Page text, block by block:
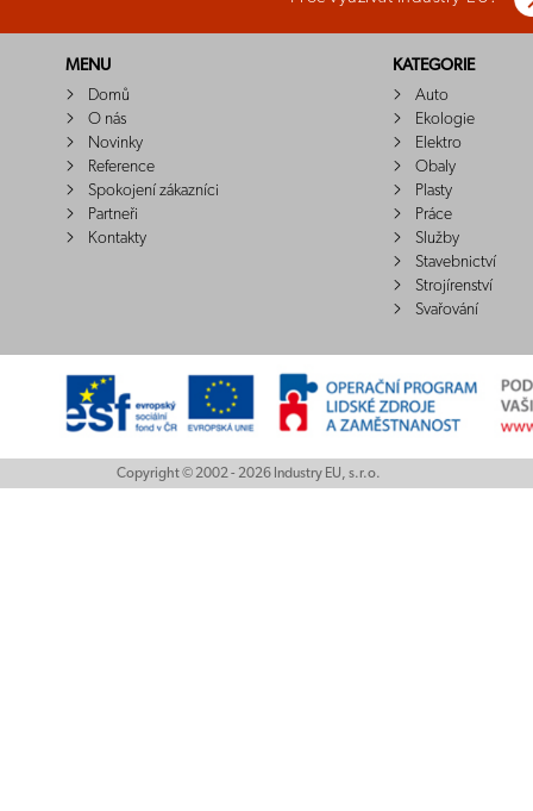
MENU
Domů
O nás
Novinky
Reference
Spokojení zákazníci
Partneři
Kontakty
KATEGORIE
Auto
Ekologie
Elektro
Obaly
Plasty
Práce
Služby
Stavebnictví
Strojírenství
Svařování
Copyright © 2002 - 2026 Industry EU, s.r.o.